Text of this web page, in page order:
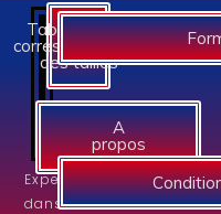
Experts
dans
Tableaux des
correspondances
des tailles
A
propos